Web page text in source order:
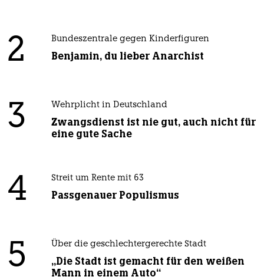
2 Bundeszentrale gegen Kinderfiguren
Benjamin, du lieber Anarchist
3 Wehrplicht in Deutschland
Zwangsdienst ist nie gut, auch nicht für
eine gute Sache
4 Streit um Rente mit 63
Passgenauer Populismus
5 Über die geschlechtergerechte Stadt
„Die Stadt ist gemacht für den weißen
Mann in einem Auto“